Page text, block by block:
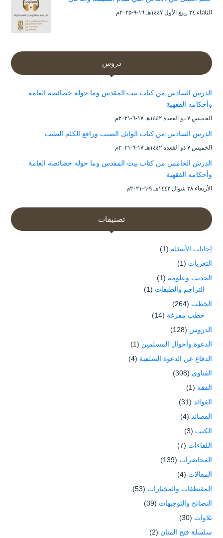
الثلاثاء ۲٤ ربيع الأول ۱٤٤۷هـ ۱٦-۹-۲۰۲۵م
دروس
الدرس السادس من كتاب بيت المقدس وما حوله خصائصه العامة
وأحكامه الفقهية
الخميس ۷ ذو القعدة ۱٤٤۲هـ ۱۷-٦-۲۰۲۱م
الدرس السادس من كتاب الوابل الصيب ورافع الكلم الطيب
الخميس ۷ ذو القعدة ۱٤٤۲هـ ۱۷-٦-۲۰۲۱م
الدرس الخامس من كتاب بيت المقدس وما حوله خصائصه العامة
وأحكامه الفقهية
الأربعاء ۲۸ شوال ۱٤٤۲هـ ۹-٦-۲۰۲۱م
تصنيفات
إجابات الأسئلة (1)
التعزيات (1)
الحديث وعلومه (1)
التراجم والطبقات (1)
الخطب (264)
خطب مفرغة (14)
الدروس (128)
الدعوة وأحوال المسلمين (1)
الدفاع عن الدعوة السلفية (4)
الفتاوى (308)
الفقه (1)
الفوائد (31)
القصائد (4)
الكتب (3)
اللقاءات (7)
المحاضرات (139)
المقالات (4)
المقتطفات والمختارات (53)
النصائح والتوجيهات (39)
تلاوات (30)
سلسلة فتح المنان (2)